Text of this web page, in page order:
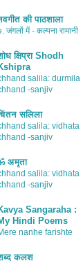
की पाठशाला
जंगलों में - कल्पना रामानी
क्षिप्रा Shodh
salila: durmila
-sanjiv
सलिला
salila: vidhata
-sanjiv
अमृता
salila: vidhata
-sanjiv
Sangaraha :
Hindi Poems
nanhe farishte
कलश